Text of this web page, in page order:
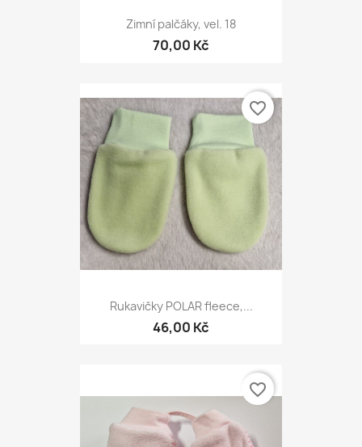
Zimní palčáky, vel. 18
70,00 Kč
Rukavičky POLAR fleece,...
46,00 Kč
favorite_border
favorite_border